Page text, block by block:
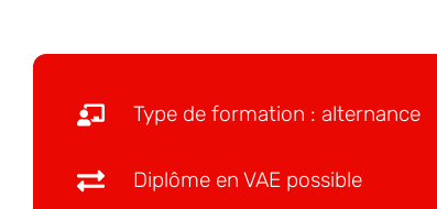
Type de formation : alternance
Diplôme en VAE possible